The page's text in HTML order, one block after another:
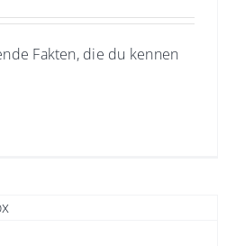
Fakten, die du kennen